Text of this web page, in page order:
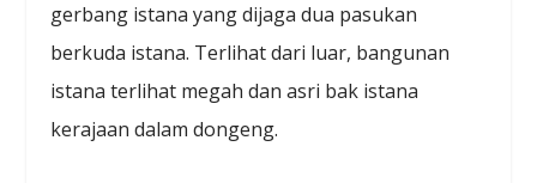
gerbang istana yang dijaga dua pasukan
berkuda istana. Terlihat dari luar, bangunan
istana terlihat megah dan asri bak istana
kerajaan dalam dongeng.